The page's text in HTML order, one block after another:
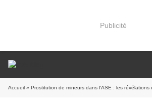
Publicité
Accueil » Prostitution de mineurs dans l'ASE : les révélations